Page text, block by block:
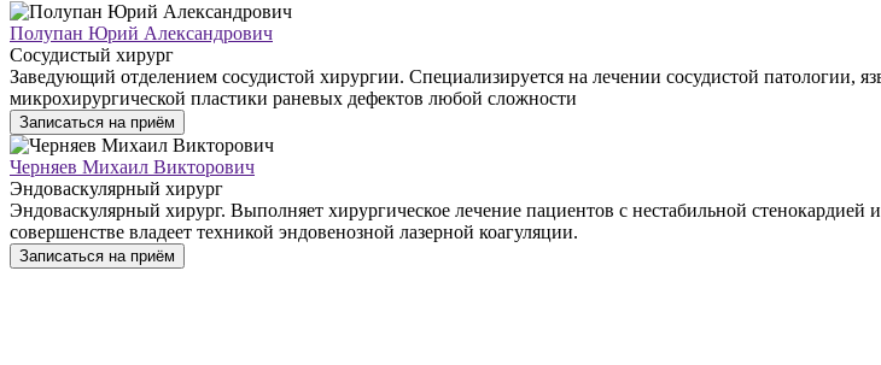
Полупан Юрий Александрович
Сосудистый хирург
Заведующий отделением сосудистой хирургии. Специализируется на лечении сосудистой патологии,
микрохирургической пластики раневых дефектов любой сложности
Записаться на приём
Черняев Михаил Викторович
Эндоваскулярный хирург
Эндоваскулярный хирург. Выполняет хирургическое лечение пациентов с нестабильной
совершенстве владеет техникой эндовенозной лазерной коагуляции.
Записаться на приём